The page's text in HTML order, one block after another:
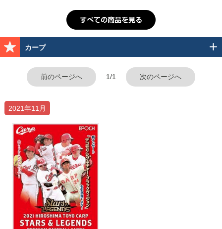
カープ
前のページへ 1/1 次のページへ
2021年11月